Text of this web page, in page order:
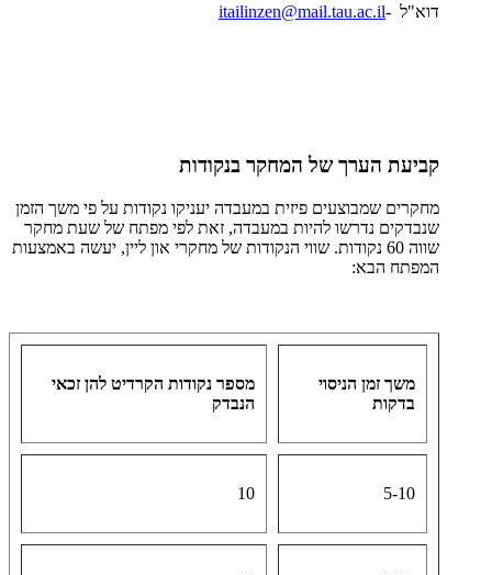
דוא"ל -itailinzen@mail.tau.ac.il
קביעת הערך של המחקר בנקודות
מחקרים שמבוצעים פיזית במעבדה יעניקו נקודות על פי משך הזמן
שנבדקים נדרשו להיות במעבדה, זאת לפי מפתח של שעת מחקר
שווה 60 נקודות. שווי הנקודות של מחקרי און ליין, יעשה באמצעות
המפתח הבא:
משך זמן הניסוי
בדקות
מספר נקודות הקרדיט ​להן זכאי
הנבדק
5-10
10